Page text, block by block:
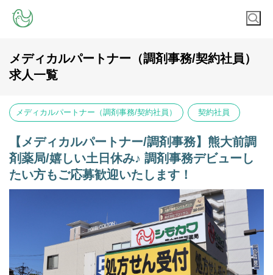
メディカルパートナー（調剤事務/契約社員）
求人一覧
メディカルパートナー（調剤事務/契約社員） 契約社員
【メディカルパートナー/調剤事務】熊大前調
剤薬局/嬉しい土日休み♪ 調剤事務デビューし
たい方もご応募歓迎いたします！